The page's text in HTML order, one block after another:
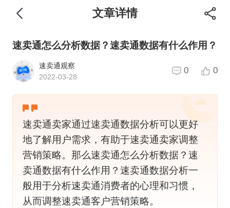
文章详情
速卖通怎么分析数据？速卖通数据有什么作用？
速卖通观察
2022-03-28
0 0
速卖通卖家通过速卖通数据分析可以更好
地了解用户需求，有助于速卖通卖家调整
营销策略。那么速卖通怎么分析数据？速
卖通数据有什么作用？速卖通数据分析一
般用于分析速卖通消费者的心理和习惯，
从而调整速卖通客户营销策略。